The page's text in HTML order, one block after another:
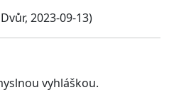
2023-09-13)
vyhláškou.